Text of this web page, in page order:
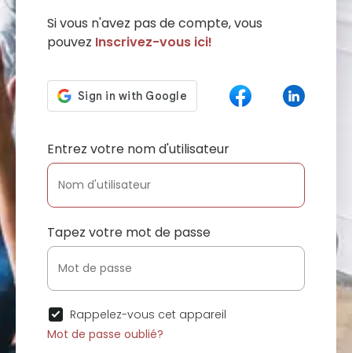
Si vous n'avez pas de compte, vous
pouvez Inscrivez-vous ici!
Entrez votre nom d'utilisateur
Tapez votre mot de passe
Rappelez-vous cet appareil
Mot de passe oublié?